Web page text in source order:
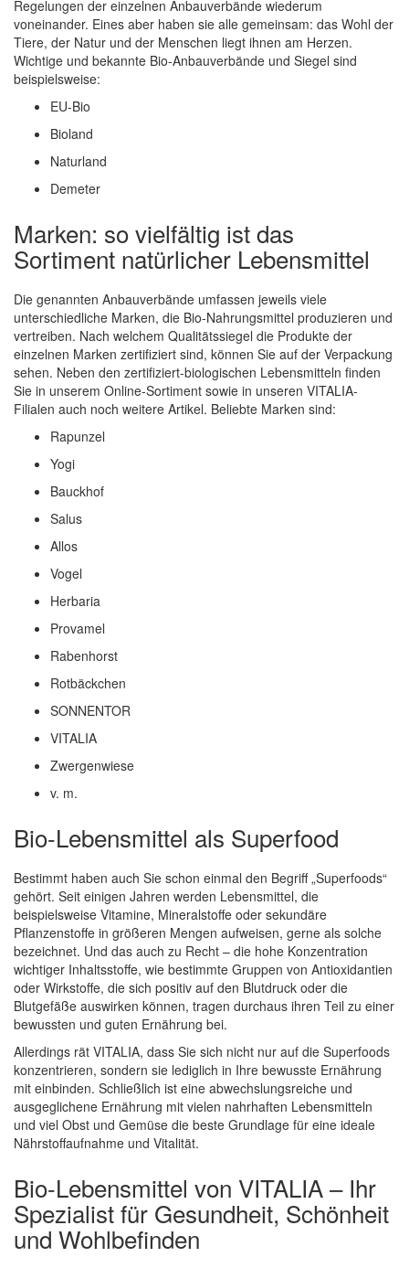
Regelungen der einzelnen Anbauverbände wiederum
voneinander. Eines aber haben sie alle gemeinsam: das Wohl der
Tiere, der Natur und der Menschen liegt ihnen am Herzen.
Wichtige und bekannte Bio-Anbauverbände und Siegel sind
beispielsweise:
EU-Bio
Bioland
Naturland
Demeter
Marken: so vielfältig ist das
Sortiment natürlicher Lebensmittel
Die genannten Anbauverbände umfassen jeweils viele
unterschiedliche Marken, die Bio-Nahrungsmittel produzieren und
vertreiben. Nach welchem Qualitätssiegel die Produkte der
einzelnen Marken zertifiziert sind, können Sie auf der Verpackung
sehen. Neben den zertifiziert-biologischen Lebensmitteln finden
Sie in unserem Online-Sortiment sowie in unseren VITALIA-
Filialen auch noch weitere Artikel. Beliebte Marken sind:
Rapunzel
Yogi
Bauckhof
Salus
Allos
Vogel
Herbaria
Provamel
Rabenhorst
Rotbäckchen
SONNENTOR
VITALIA
Zwergenwiese
v. m.
Bio-Lebensmittel als Superfood
Bestimmt haben auch Sie schon einmal den Begriff „Superfoods“
gehört. Seit einigen Jahren werden Lebensmittel, die
beispielsweise Vitamine, Mineralstoffe oder sekundäre
Pflanzenstoffe in größeren Mengen aufweisen, gerne als solche
bezeichnet. Und das auch zu Recht – die hohe Konzentration
wichtiger Inhaltsstoffe, wie bestimmte Gruppen von Antioxidantien
oder Wirkstoffe, die sich positiv auf den Blutdruck oder die
Blutgefäße auswirken können, tragen durchaus ihren Teil zu einer
bewussten und guten Ernährung bei.
Allerdings rät VITALIA, dass Sie sich nicht nur auf die Superfoods
konzentrieren, sondern sie lediglich in Ihre bewusste Ernährung
mit einbinden. Schließlich ist eine abwechslungsreiche und
ausgeglichene Ernährung mit vielen nahrhaften Lebensmitteln
und viel Obst und Gemüse die beste Grundlage für eine ideale
Nährstoffaufnahme und Vitalität.
Bio-Lebensmittel von VITALIA – Ihr
Spezialist für Gesundheit, Schönheit
und Wohlbefinden